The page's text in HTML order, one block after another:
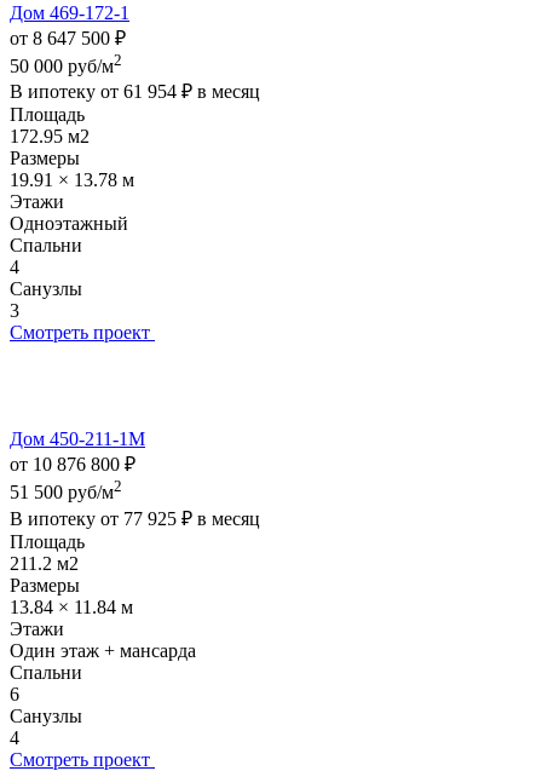
Дом 469-172-1
от 8 647 500 ₽
50 000 руб/м2
В ипотеку от 61 954 ₽ в месяц
Площадь
172.95 м2
Размеры
19.91 × 13.78 м
Этажи
Одноэтажный
Спальни
4
Санузлы
3
Смотреть проект
Дом 450-211-1М
от 10 876 800 ₽
51 500 руб/м2
В ипотеку от 77 925 ₽ в месяц
Площадь
211.2 м2
Размеры
13.84 × 11.84 м
Этажи
Один этаж + мансарда
Спальни
6
Санузлы
4
Смотреть проект